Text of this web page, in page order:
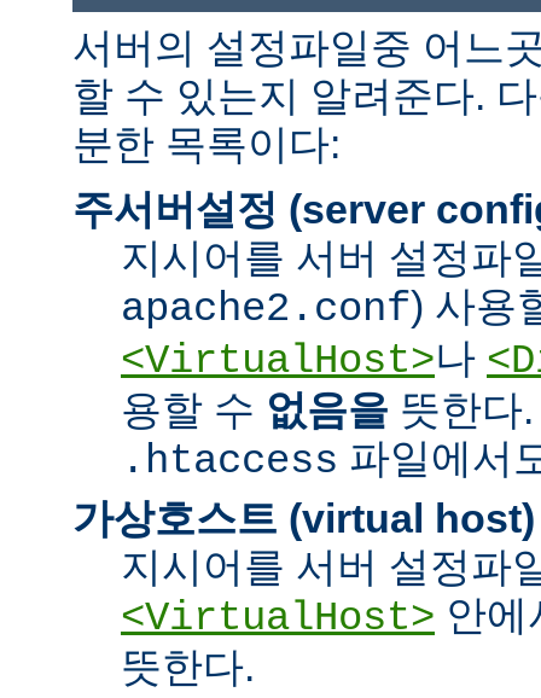
서버의 설정파일중 어느
할 수 있는지 알려준다.
분한 목록이다:
주서버설정 (server
지시어를 서버 설정파
apache2.conf) 사용
<VirtualHost>나
용할 수 없음을 뜻한다
.htaccess 파일에서
가상호스트 (virtual host)
지시어를 서버 설정파
<VirtualHost> 안에
뜻한다.